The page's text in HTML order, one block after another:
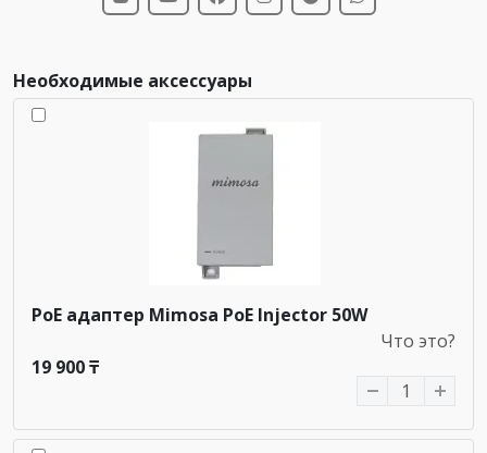
Необходимые аксессуары
PoE адаптер Mimosa PoE Injector 50W
Что это?
19 900 ₸